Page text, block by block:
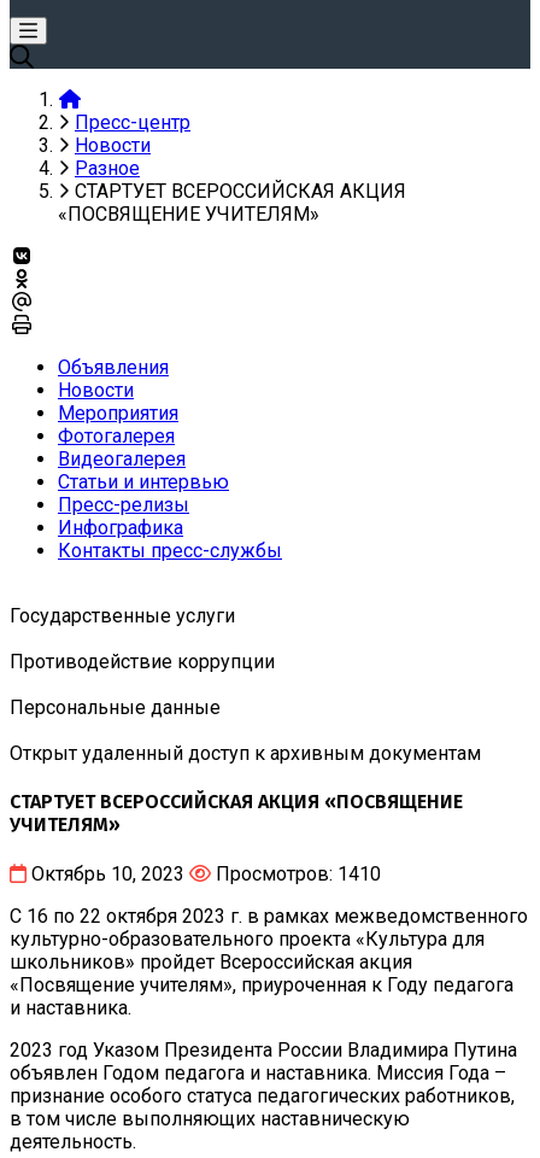
Пресс-центр
Новости
Разное
СТАРТУЕТ ВСЕРОССИЙСКАЯ АКЦИЯ
«ПОСВЯЩЕНИЕ УЧИТЕЛЯМ»
Объявления
Новости
Мероприятия
Фотогалерея
Видеогалерея
Статьи и интервью
Пресс-релизы
Инфографика
Контакты пресс-службы
Государственные услуги
Противодействие коррупции
Персональные данные
Открыт удаленный доступ к архивным документам
СТАРТУЕТ ВСЕРОССИЙСКАЯ АКЦИЯ «ПОСВЯЩЕНИЕ
УЧИТЕЛЯМ»
Октябрь 10, 2023
Просмотров: 1410
С 16 по 22 октября 2023 г. в рамках межведомственного
культурно-образовательного проекта «Культура для
школьников» пройдет Всероссийская акция
«Посвящение учителям», приуроченная к Году педагога
и наставника.
2023 год Указом Президента России Владимира Путина
объявлен Годом педагога и наставника. Миссия Года –
признание особого статуса педагогических работников,
в том числе выполняющих наставническую
деятельность.